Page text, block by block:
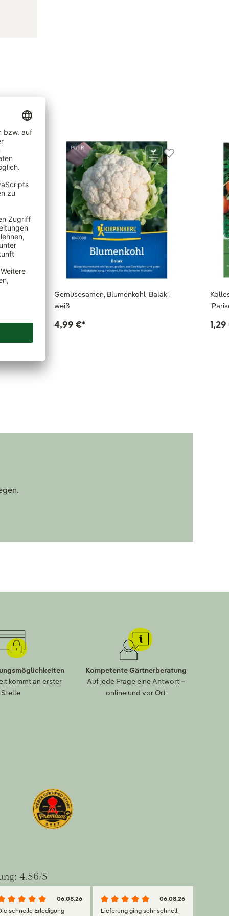
Gemüsesamen, Blumenkohl 'Balak',
weiß
4,99 €*
kommt an erster
Stelle
Kompetente Gärtnerberatung
Auf jede Frage eine Antwort –
online und vor Ort
4.56/5
06.08.26
schnelle Erledigung
06.08.26
Lieferung ging sehr schnell.